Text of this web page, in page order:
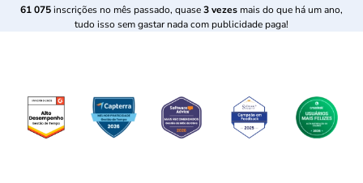
61 075inscrições no mês passado, quase3 vezes mais do que há um ano,
tudo isso sem gastar nada com publicidade paga!